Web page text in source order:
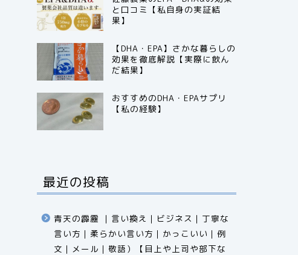
と口コミ【私自身の実証結
果】
【DHA・EPA】さかな暮らしの
効果を徹底解説【実際に飲ん
だ結果】
おすすめのDHA・EPAサプリ
【私の経験】
最近の投稿
青天の霹靂 ｜言い換え｜ビジネス｜丁寧な
言い方｜柔らかい言い方｜かっこいい｜例
文｜メール｜敬語）【目上や上司や部下な